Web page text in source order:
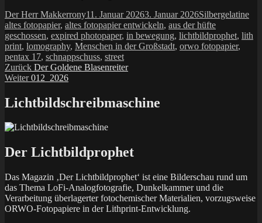
Autor
Der Herr MakkerronyVeröffentlicht
am
11. Januar 20263. Januar 2026Kategorien
Silbergelatine
altes fotopapier, altes fotopapier entwickeln, aus der hüfte
geschossen, expired photopaper, in bewegung, lichtbildprophet, lith
print, lomography, Menschen in der Großstadt, orwo fotopapier,
pentax 17, schnappschuss, street
Beitragsnavigation
Zurück Vorheriger
Beitrag:
Der Goldene Blasenreiter
Weiter Nächster
012_2026
Lichtbildschreibmaschine
Der Lichtbildprophet
Das Magazin ‚Der Lichtbildprophet‘ ist eine Bilderschau rund um
das Thema LoFi-Analogfotografie, Dunkelkammer und die
Verarbeitung überlagerter fotochemischer Materialien, vorzugsweise
ORWO-Fotopapiere in der Lithprint-Entwicklung.